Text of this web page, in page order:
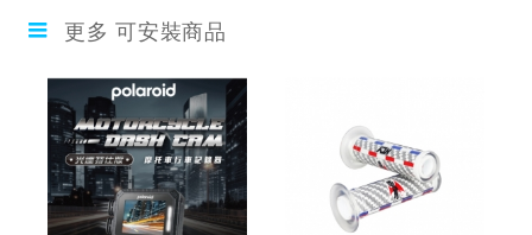
更多 可安裝商品